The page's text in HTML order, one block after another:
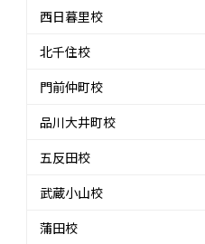
西日暮里校
北千住校
門前仲町校
品川大井町校
五反田校
武蔵小山校
蒲田校